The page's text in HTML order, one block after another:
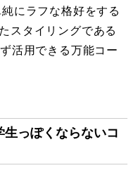
にラフな格好をする
スタイリングである
活用できる万能コー
っぽくならないコ